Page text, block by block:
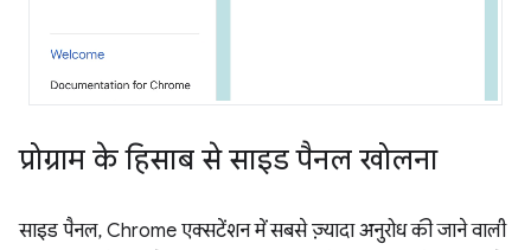
प्रोग्राम के हिसाब से साइड पैनल खोलना
साइड पैनल, Chrome एक्सटेंशन में सबसे ज़्यादा अनुरोध की जाने वाली